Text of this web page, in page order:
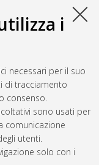
i
necessari per il suo
di tracciamento
consenso.
sono usati per
comunicazione
utenti.
solo con i
Università di
[LM-DM270]
Aug 5 12:38:15 2026
CEST